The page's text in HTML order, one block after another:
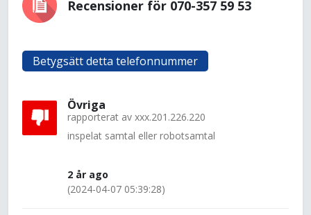
Recensioner för 070-357 59 53
Betygsätt detta telefonnummer
Övriga
rapporterat av xxx.201.226.220
inspelat samtal eller robotsamtal
2 år ago
(2024-04-07 05:39:28)